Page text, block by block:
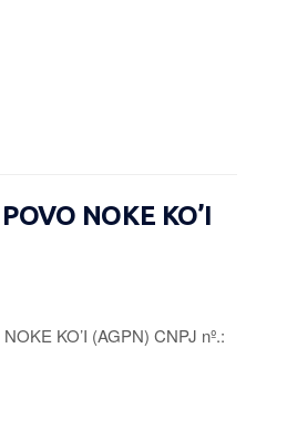
NOKE KO’I
KO’I (AGPN) CNPJ nº.: